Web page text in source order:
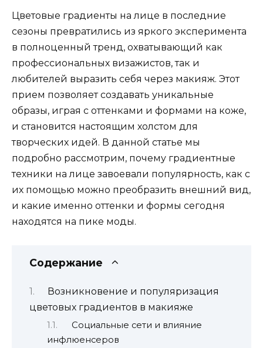
Цветовые градиенты на лице в последние
сезоны превратились из яркого эксперимента
в полноценный тренд, охватывающий как
профессиональных визажистов, так и
любителей выразить себя через макияж. Этот
прием позволяет создавать уникальные
образы, играя с оттенками и формами на коже,
и становится настоящим холстом для
творческих идей. В данной статье мы
подробно рассмотрим, почему градиентные
техники на лице завоевали популярность, как с
их помощью можно преобразить внешний вид,
и какие именно оттенки и формы сегодня
находятся на пике моды.
Содержание
Возникновение и популяризация
цветовых градиентов в макияже
Социальные сети и влияние
инфлюенсеров